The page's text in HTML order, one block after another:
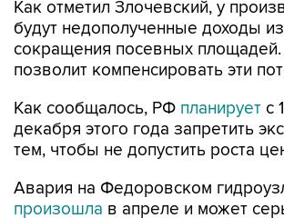
сокращения посевных площадей.
позволит компенсировать эти
Как сообщалось, РФпланируетс
тем, чтобы не допустить роста
Авария на Федоровском
повлиять на будущий урожай